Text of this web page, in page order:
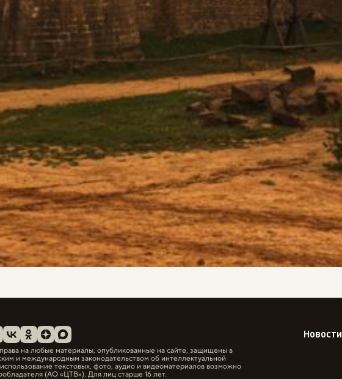
Новости
на любые материалы, опубликованные на сайте, защищены в
и международным законодательством об интеллектуальной
текстовых, фото, аудио и видеоматериалов возможно
(АО «ЦТВ»). Для лиц старше 16 лет.